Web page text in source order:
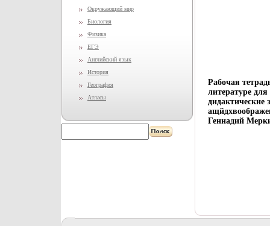
Окружающий мир
Биология
Физика
ЕГЭ
Английский язык
История
География
Атласы
Рабочая
литературе
дидактические
Геннадий